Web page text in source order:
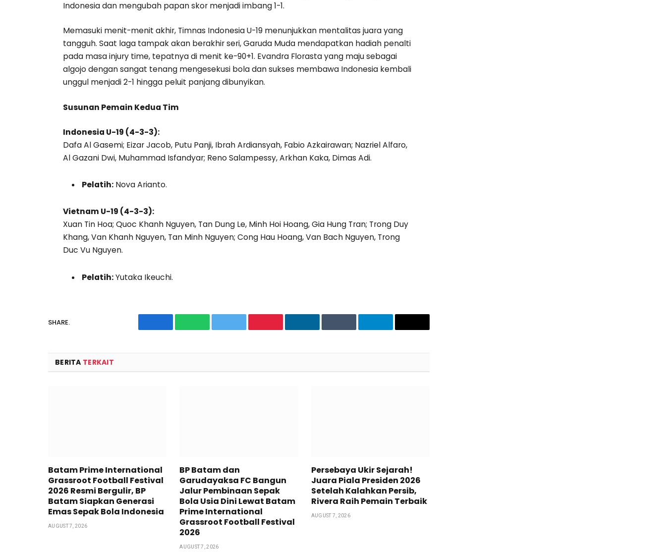
Indonesia dan mengubah papan skor menjadi imbang 1-1.
Memasuki menit-menit akhir, Timnas Indonesia U-19 menunjukkan mentalitas juara yang
tangguh. Saat laga tampak akan berakhir seri, Garuda Muda mendapatkan hadiah penalti
pada masa injury time, tepatnya di menit ke-90+1. Evandra Florasta yang maju sebagai
algojo dengan sangat tenang mengesekusi bola dan sukses membawa Indonesia kembali
unggul menjadi 2-1 hingga peluit panjang dibunyikan.
Susunan Pemain Kedua Tim
Indonesia U-19 (4-3-3):
Dafa Al Gasemi; Eizar Jacob, Putu Panji, Ibrah Ardiansyah, Fabio Azkairawan; Nazriel Alfaro,
Al Gazani Dwi, Muhammad Isfandyar; Reno Salampessy, Arkhan Kaka, Dimas Adi.
Pelatih: Nova Arianto.
Vietnam U-19 (4-3-3):
Xuan Tin Hoa; Quoc Khanh Nguyen, Tan Dung Le, Minh Hoi Hoang, Gia Hung Tran; Trong Duy
Khang, Van Khanh Nguyen, Tan Minh Nguyen; Cong Hau Hoang, Van Bach Nguyen, Trong
Duc Vu Nguyen.
Pelatih:Yutaka Ikeuchi.
SHARE.
FacebookWhatsAppTwitter PinterestLinkedIn Tumblr TelegramEmail
BERITA TERKAIT
Batam Prime International
Grassroot Football Festival
2026 Resmi Bergulir, BP
Batam Siapkan Generasi
Emas Sepak Bola Indonesia
AUGUST 7, 2026
BP Batam dan
Garudayaksa FC Bangun
Jalur Pembinaan Sepak
Bola Usia Dini Lewat Batam
Prime International
Grassroot Football Festival
2026
AUGUST 7, 2026
Persebaya Ukir Sejarah!
Juara Piala Presiden 2026
Setelah Kalahkan Persib,
Rivera Raih Pemain Terbaik
AUGUST 7, 2026